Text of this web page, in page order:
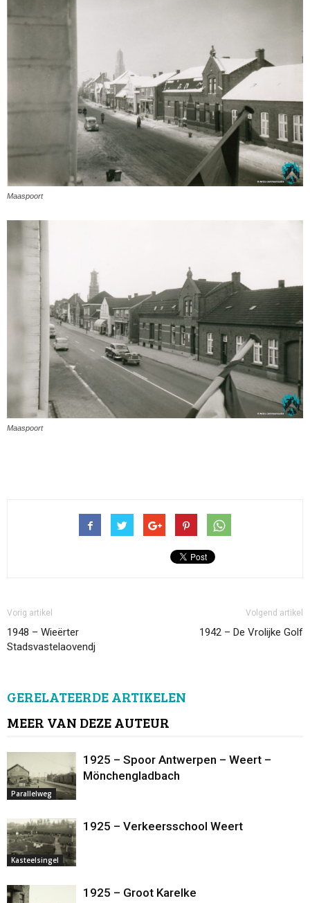
Maaspoort
Maaspoort
Vorig artikel
1948 – Wieërter
Stadsvastelaovendj
Volgend artikel
1942 – De Vrolijke Golf
GERELATEERDE ARTIKELEN
MEER VAN DEZE AUTEUR
Parallelweg
1925 – Spoor Antwerpen – Weert –
Mönchengladbach
Kasteelsingel
1925 – Verkeersschool Weert
1925 – Groot Karelke